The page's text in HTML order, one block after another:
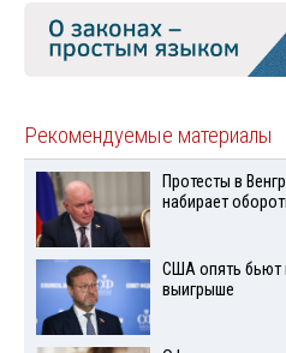
Рекомендуемые материалы
Протесты в
набирает
США опять бьют
выигрыше